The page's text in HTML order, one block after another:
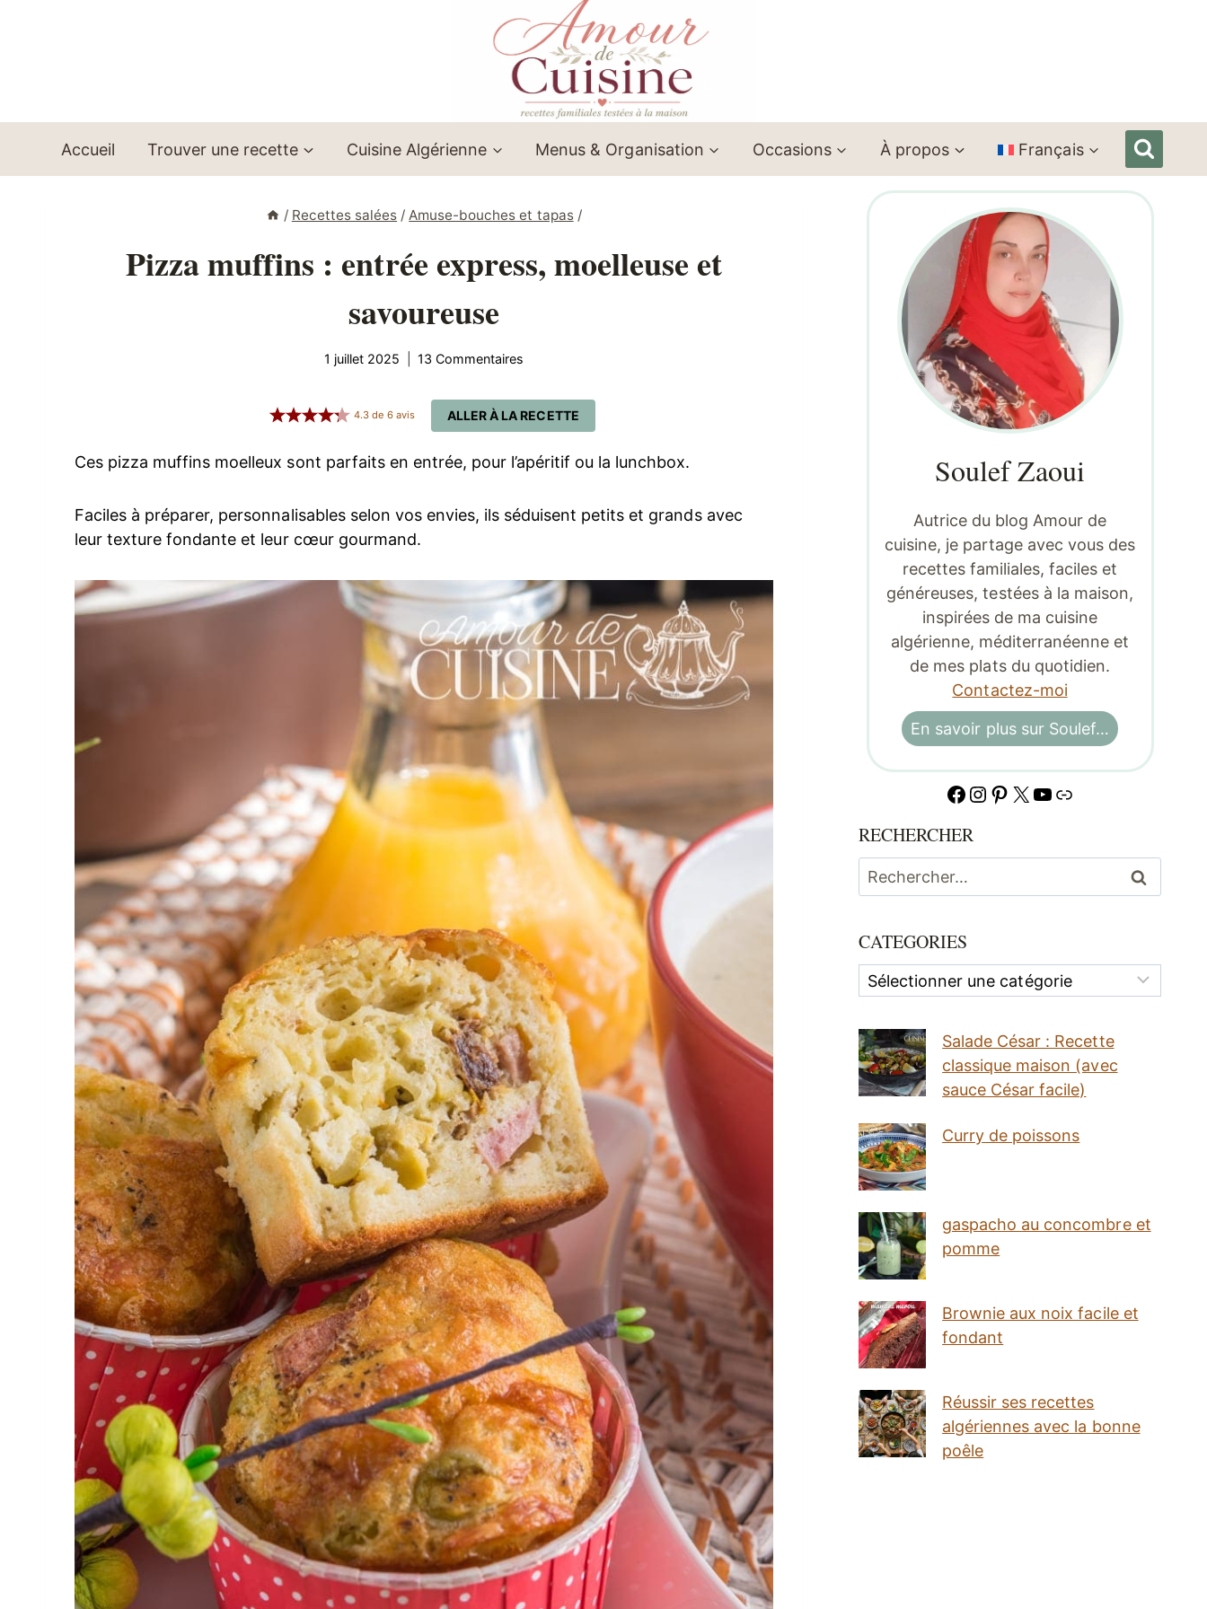
Accueil Trouver une recette Cuisine Algérienne Menus & Organisation Occasions À propos Français
/ Recettes salées / Amuse-bouches et tapas /
Pizza muffins : entrée express, moelleuse et
savoureuse
1 juillet 2025 13 Commentaires
ALLER À LA RECETTE
4.3 de6 avis
Ces pizza muffins moelleux sont parfaits en entrée, pour l’apéritif ou la lunchbox.
Faciles à préparer, personnalisables selon vos envies, ils séduisent petits et grands avec
leur texture fondante et leur cœur gourmand.
Soulef Zaoui
Autrice du blog Amour de
cuisine, je partage avec vous des
recettes familiales, faciles et
généreuses, testées à la maison,
inspirées de ma cuisine
algérienne, méditerranéenne et
de mes plats du quotidien.
Contactez-moi
En savoir plus sur Soulef…
Facebook
Instagram
Pinterest
X YouTube
Lien
RECHERCHER
Rechercher :
CATEGORIES
Categories
Salade César : Recette
classique maison (avec
sauce César facile)
Curry de poissons
gaspacho au concombre et
pomme
Brownie aux noix facile et
fondant
Réussir ses recettes
algériennes avec la bonne
poêle